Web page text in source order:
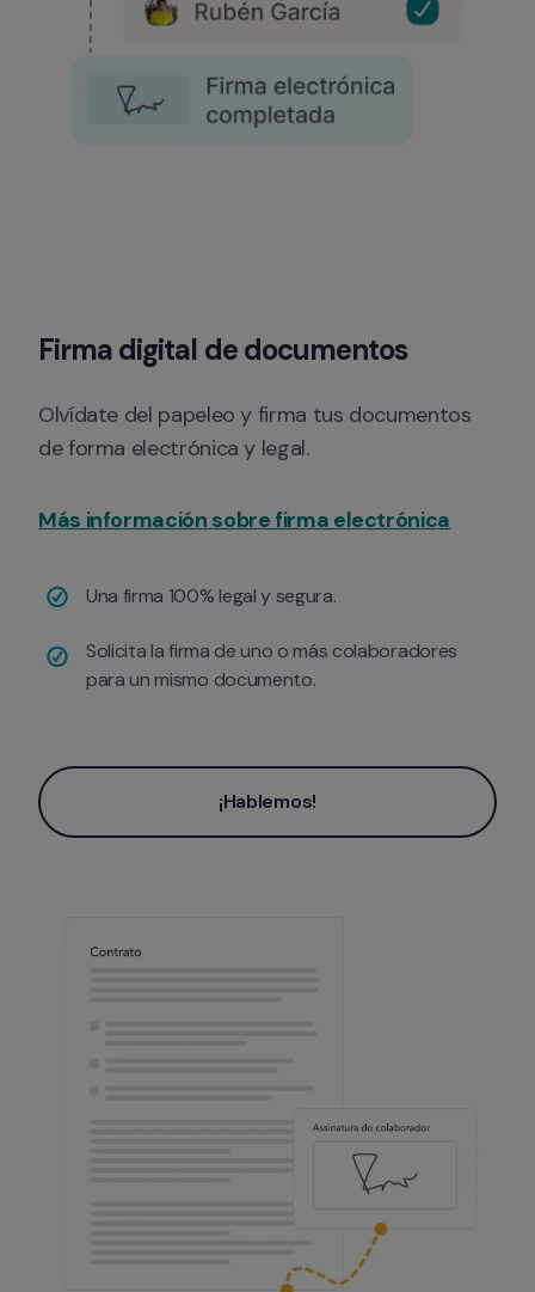
Firma digital de documentos
Olvídate del papeleo y firma tus documentos
de forma electrónica y legal.
Más información sobre firma electrónica
Una firma 100% legal y segura.
Solicita la firma de uno o más colaboradores
para un mismo documento.
¡Hablemos!